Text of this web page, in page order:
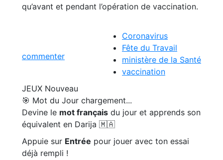
qu’avant et pendant l’opération de vaccination.
commenter
Coronavirus
Fête du Travail
ministère de la Santé
vaccination
JEUX Nouveau
🎯 Mot du Jour chargement...
Devine le mot français du jour et apprends son
équivalent en Darija 🇲🇦
Appuie sur Entrée pour jouer avec ton essai
déjà rempli !